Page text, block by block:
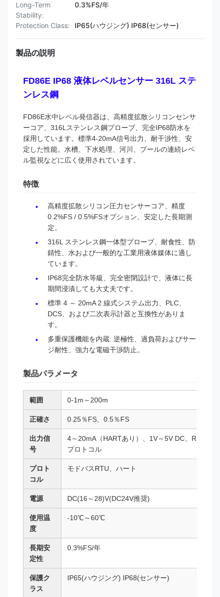
Long-Term
Stability:
0.3%FS/年
Protection Class: IP65(ハウジング) IP68(センサー)
製品の説明
FD86E IP68 液体レベルセンサー 316L ステ
ンレス鋼
FD86E水中レベル発信器は、高精度拡散シリコンセンサ
ーコア、316Lステンレス鋼プローブ、完全IP68防水を
採用しています。標準4-20mA信号出力、耐干渉性、安
定した性能。水槽、下水処理、河川、プールの連続レベ
ル監視などに広く使用されています。
特徴
高精度拡散シリコン圧力センサーコア、精度
0.2%FS / 0.5%FSオプション、安定した長期測
定。
316L ステンレス鋼一体型プローブ、耐食性、防
錆性、水および一般的な工業用液体媒体に適し
ています。
IP68完全防水等級、完全密閉設計で、液体に長
期間浸漬しても大丈夫です。
標準 4 ～ 20mA 2 線式システム出力、PLC、
DCS、および二次表示計器と互換性がありま
す。
多重保護機能を内蔵: 逆極性、過負荷およびサー
ジ耐性、強力な電磁干渉防止。
製品パラメータ
範囲 0-1m～200m
正確さ 0.25％FS、0.5％FS
出力信
号
4～20mA（HARTあり）、1V～5V DC、RS485
プロトコル
プロト
コル
モドバスRTU、ハート
電源 DC(16～28)V(DC24V推奨)
使用温
度
-10℃～60℃
長期安
定性
0.3%FS/年
保護ク
ラス
IP65(ハウジング) IP68(センサー)